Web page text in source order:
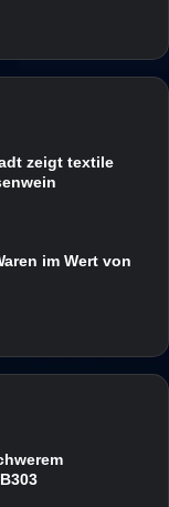
zeigt textile
im Wert von